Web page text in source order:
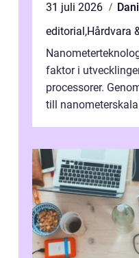
31 juli 2026
editorial,Hårdvara
faktor i
processorer.
till